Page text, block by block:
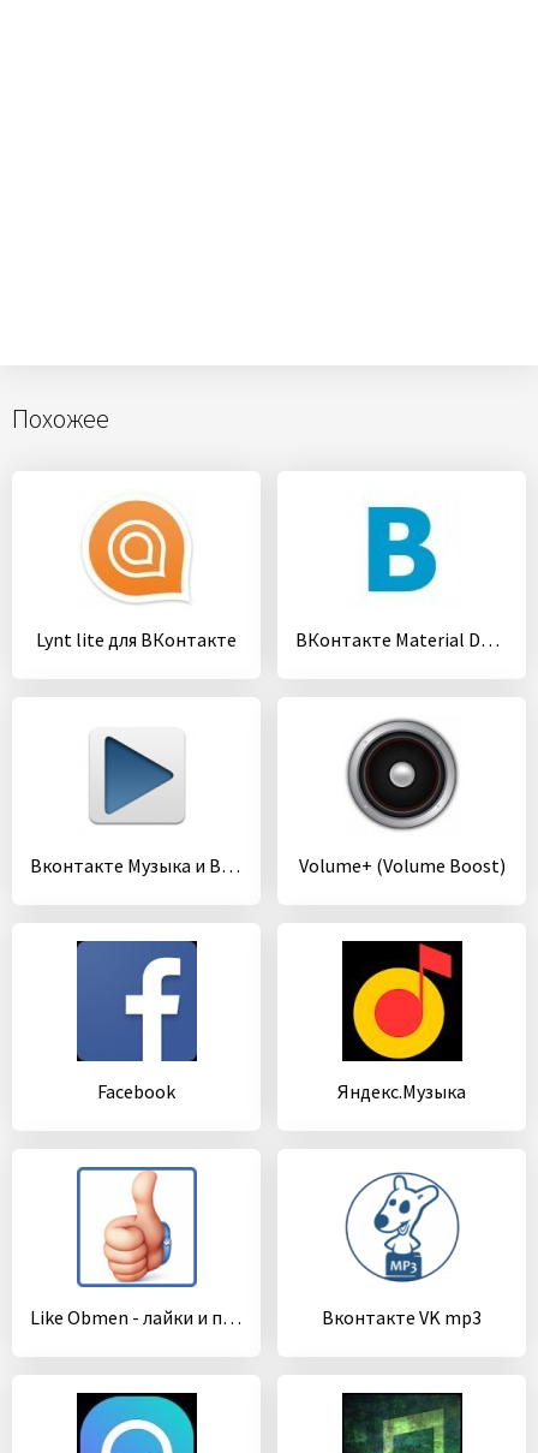
Похожее
Lynt lite для ВКонтакте ВКонтакте Material Design
Вконтакте Музыка и Видео Volume+ (Volume Boost)
Facebook Яндекс.Музыка
Like Obmen - лайки и подписчики Вконтакте VK mp3